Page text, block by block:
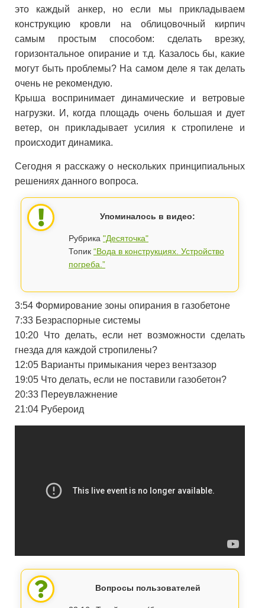
это каждый анкер, но если мы прикладываем
конструкцию кровли на облицовочный кирпич
самым простым способом: сделать врезку,
горизонтальное опирание и т.д. Казалось бы, какие
могут быть проблемы? На самом деле я так делать
очень не рекомендую.
Крыша воспринимает динамические и ветровые
нагрузки. И, когда площадь очень большая и дует
ветер, он прикладывает усилия к стропилене и
происходит динамика.
Сегодня я расскажу о нескольких принципиальных
решениях данного вопроса.
Упоминалось в видео:
Рубрика "Десяточка"
Топик “Вода в конструкциях. Устройство
погреба.”
3:54 Формирование зоны опирания в газобетоне
7:33 Безраспорные системы
10:20 Что делать, если нет возможности сделать
гнезда для каждой стропилены?
12:05 Варианты примыкания через вентзазор
19:05 Что делать, если не поставили газобетон?
20:33 Переувлажнение
21:04 Рубероид
Вопросы пользователей